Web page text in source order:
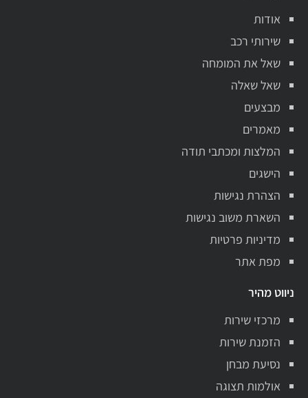
אודות
שירותי רכב
שאל את המומחה
שאל שאלה
מבצעים
מאמרים
המלצות ומכתבי תודה
הישגים
הצהרת נגישות
השארת משוב נגישות
מדיניות פרטיות
מפת אתר
ניווט מהיר
מרכזי שירות
הזמנת שירות
נסיעת מבחן
אולמות תצוגה